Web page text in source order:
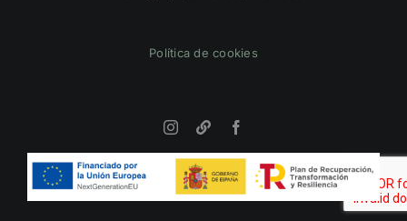
Política de cookies